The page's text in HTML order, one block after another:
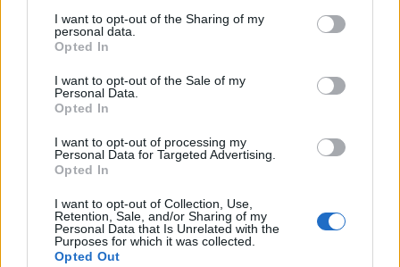
I want to opt-out of the Sharing of my
personal data.
Opted In
I want to opt-out of the Sale of my
Personal Data.
Opted In
I want to opt-out of processing my
Personal Data for Targeted Advertising.
Opted In
I want to opt-out of Collection, Use,
Retention, Sale, and/or Sharing of my
Personal Data that Is Unrelated with the
Purposes for which it was collected.
Opted Out
negyedben: panaszok és igények a
tó körül